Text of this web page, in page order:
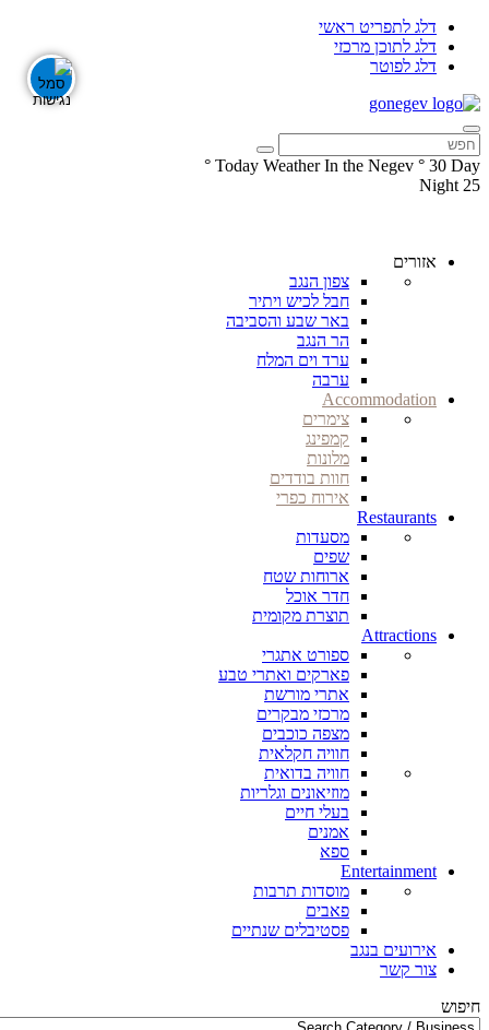
דלג לתפריט ראשי
דלג לתוכן מרכזי
דלג לפוטר
Today Weather In the Negev ° 30 Day
°
25
Night
Facebook
Instagramאזורים
צפון הנגב
חבל לכיש ויתיר
באר שבע והסביבה
הר הנגב
ערד וים המלח
ערבה
Accommodation
צימרים
קמפינג
מלונות
חוות בודדים
אירוח כפרי
Restaurants
מסעדות
שפים
ארוחות שטח
חדר אוכל
תוצרת מקומית
Attractions
ספורט אתגרי
פארקים ואתרי טבע
אתרי מורשת
מרכזי מבקרים
מצפה כוכבים
חוויה חקלאית
חוויה בדואית
מוזיאונים וגלריות
בעלי חיים
אמנים
ספא
Entertainment
מוסדות תרבות
פאבים
פסטיבלים שנתיים
אירועים בנגב
צור קשר
חיפוש